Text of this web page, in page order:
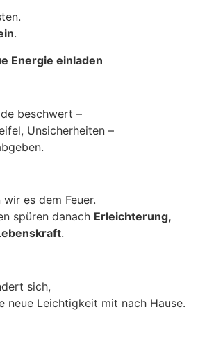
.
Energie einladen
beschwert –
Unsicherheiten –
es dem Feuer.
spüren danach Erleichterung,
.
sich,
neue Leichtigkeit mit nach Hause.